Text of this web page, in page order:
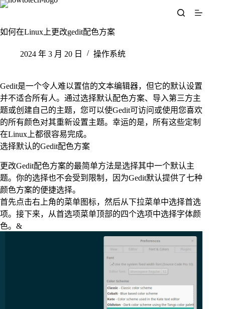
跳
内
如何在Linux上更改gedit配色方案
2024 年 3 月 20 日 操作系统
Gedit是一个令人难以置信的文本编辑器，但它的默认设置
并不适合所有人。通过选择默认配色方案、导入第三方主
题或创建自己的主题，您可以使Gedit可访问或使用您喜欢
的所有颜色对其重新设置主题。幸运的是，所有这些定制
在Linux上都很容易完成。
选择默认的Gedit配色方案
更改Gedit配色方案的最简单方法是选择其中一个默认主
题。你的选择也不会受到限制，因为Gedit默认提供了七种
颜色方案的便捷选择。
首先点击右上角的菜单图标，然后从下拉菜单中选择首选
项。接下来，从首选项菜单顶部的四个选项中选择字体颜
色。&